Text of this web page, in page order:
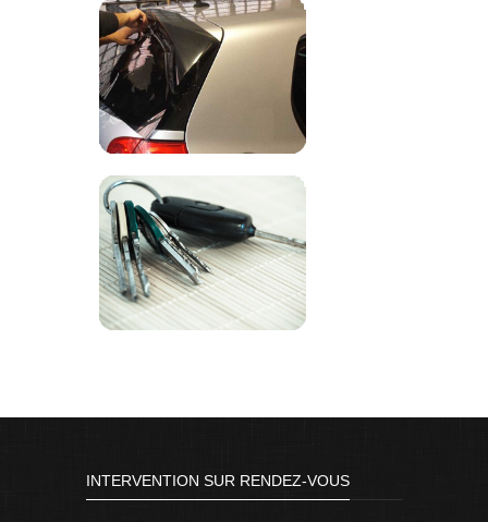
INTERVENTION SUR RENDEZ-VOUS